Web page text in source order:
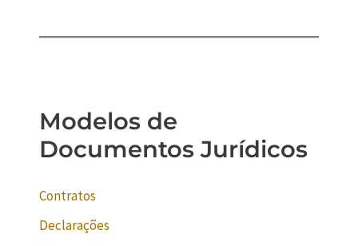
Modelos de
Documentos Jurídicos
Contratos
Declarações